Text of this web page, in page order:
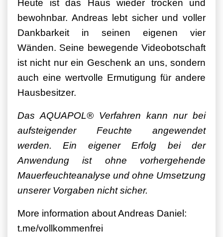
Heute ist das Haus wieder trocken und
bewohnbar. Andreas lebt sicher und voller
Dankbarkeit in seinen eigenen vier
Wänden. Seine bewegende Videobotschaft
ist nicht nur ein Geschenk an uns, sondern
auch eine wertvolle Ermutigung für andere
Hausbesitzer.
Das AQUAPOL® Verfahren kann nur bei
aufsteigender Feuchte angewendet
werden. Ein eigener Erfolg bei der
Anwendung ist ohne vorhergehende
Mauerfeuchteanalyse und ohne Umsetzung
unserer Vorgaben nicht sicher.
More information about Andreas Daniel:
t.me/vollkommenfrei